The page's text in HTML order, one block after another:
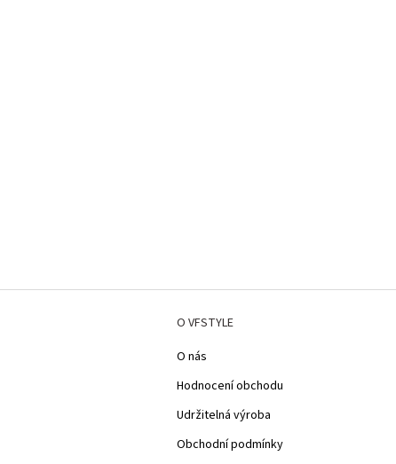
O VFSTYLE
O nás
Hodnocení obchodu
Udržitelná výroba
Obchodní podmínky